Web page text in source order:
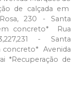
de calçada em
230 - Santa
concreto* Rua
- Santa
concreto* Avenida
*Recuperação de